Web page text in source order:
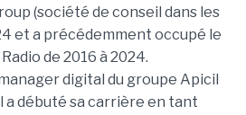
(société de conseil dans les
et a précédemment occupé le
de 2016 à 2024.
digital du groupe Apicil
a débuté sa carrière en tant